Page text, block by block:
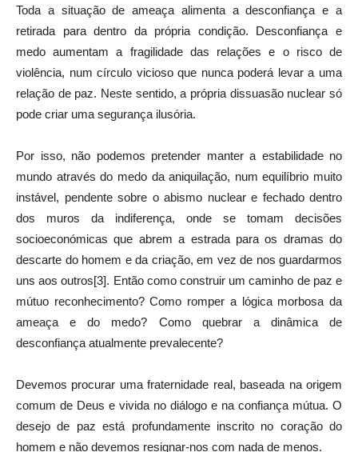
Toda a situação de ameaça alimenta a desconfiança e a
retirada para dentro da própria condição. Desconfiança e
medo aumentam a fragilidade das relações e o risco de
violência, num círculo vicioso que nunca poderá levar a uma
relação de paz. Neste sentido, a própria dissuasão nuclear só
pode criar uma segurança ilusória.
Por isso, não podemos pretender manter a estabilidade no
mundo através do medo da aniquilação, num equilíbrio muito
instável, pendente sobre o abismo nuclear e fechado dentro
dos muros da indiferença, onde se tomam decisões
socioeconómicas que abrem a estrada para os dramas do
descarte do homem e da criação, em vez de nos guardarmos
uns aos outros[3]. Então como construir um caminho de paz e
mútuo reconhecimento? Como romper a lógica morbosa da
ameaça e do medo? Como quebrar a dinâmica de
desconfiança atualmente prevalecente?
Devemos procurar uma fraternidade real, baseada na origem
comum de Deus e vivida no diálogo e na confiança mútua. O
desejo de paz está profundamente inscrito no coração do
homem e não devemos resignar-nos com nada de menos.